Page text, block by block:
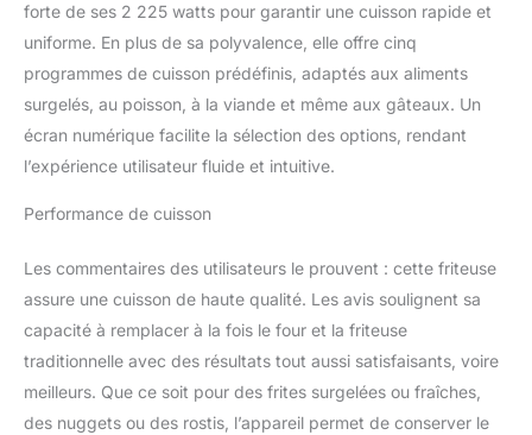
PERSONNALISÉES:
téléchargez notre
application HomeID pour
trouver des recettes
- Suivez les recettes
étape par étape pour une
L'EXTÉRIEUR,
MOELLEUX À
L'INTÉRIEUR : la
circuler l'air chaud pour
des aliments croustillants
et tendres - La fonction
forte de ses 2 225 watts pour garantir une cuisson rapide et
uniforme. En plus de sa polyvalence, elle offre cinq
programmes de cuisson prédéfinis, adaptés aux aliments
surgelés, au poisson, à la viande et même aux gâteaux. Un
écran numérique facilite la sélection des options, rendant
l’expérience utilisateur fluide et intuitive.
Performance de cuisson
Les commentaires des utilisateurs le prouvent : cette friteuse
assure une cuisson de haute qualité. Les avis soulignent sa
capacité à remplacer à la fois le four et la friteuse
traditionnelle avec des résultats tout aussi satisfaisants, voire
meilleurs. Que ce soit pour des frites surgelées ou fraîches,
des nuggets ou des rostis, l’appareil permet de conserver le